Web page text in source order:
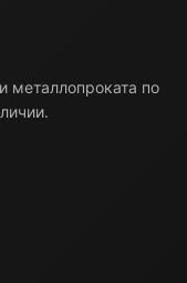
металлопроката по